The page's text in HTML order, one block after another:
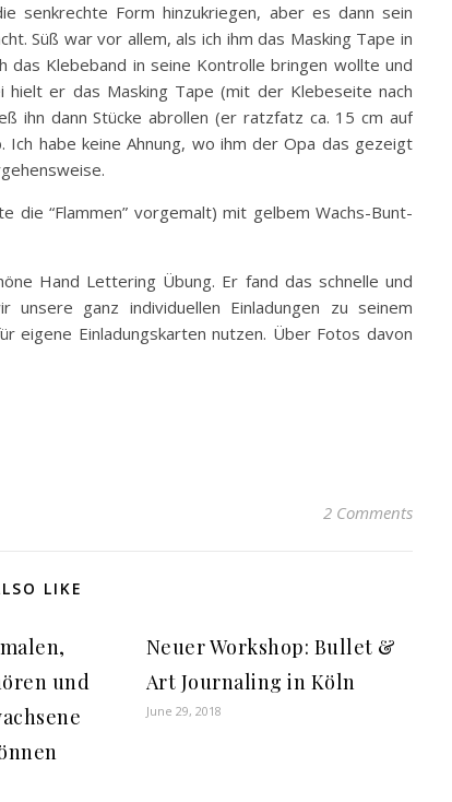
senkrechte Form hinzukriegen, aber es dann sein
Süß war vor allem, als ich ihm das Masking Tape in
das Klebeband in seine Kontrolle bringen wollte und
hielt er das Masking Tape (mit der Klebeseite nach
ihn dann Stücke abrollen (er ratzfatz ca. 15 cm auf
Ich habe keine Ahnung, wo ihm der Opa das gezeigt
die “Flammen” vorgemalt) mit gelbem Wachs-Bunt-
Hand Lettering Übung. Er fand das schnelle und
ganz individuellen Einladungen zu seinem
eigene Einladungskarten nutzen. Über Fotos davon
2 Comments
LIKE
und
Neuer Workshop: Bullet &
Art Journaling in Köln
June 29, 2018